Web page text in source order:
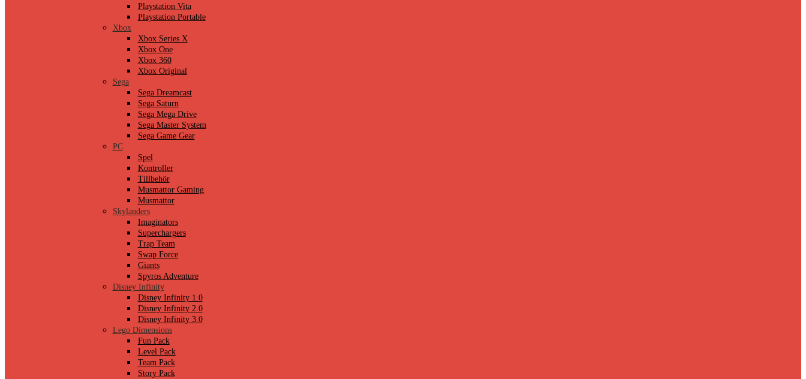
Playstation Vita
Playstation Portable
Xbox
Xbox Series X
Xbox One
Xbox 360
Xbox Original
Sega
Sega Dreamcast
Sega Saturn
Sega Mega Drive
Sega Master System
Sega Game Gear
PC
Spel
Kontroller
Tillbehör
Musmattor Gaming
Musmattor
Skylanders
Imaginators
Superchargers
Trap Team
Swap Force
Giants
Spyros Adventure
Disney Infinity
Disney Infinity 1.0
Disney Infinity 2.0
Disney Infinity 3.0
Lego Dimensions
Fun Pack
Level Pack
Team Pack
Story Pack